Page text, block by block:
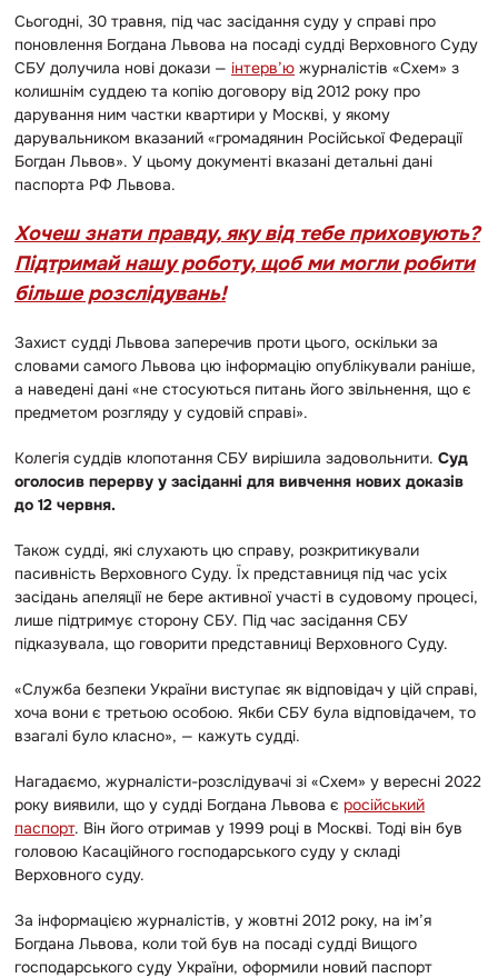
Сьогодні, 30 травня, під час засідання суду у справі про
поновлення Богдана Львова на посаді судді Верховного Суду
СБУ долучила нові докази — інтерв’ю журналістів «Схем» з
колишнім суддею та копію договору від 2012 року про
дарування ним частки квартири у Москві, у якому
дарувальником вказаний «громадянин Російської Федерації
Богдан Львов». У цьому документі вказані детальні дані
паспорта РФ Львова.
Хочеш знати правду, яку від тебе приховують?
Підтримай нашу роботу, щоб ми могли робити
більше розслідувань!
Захист судді Львова заперечив проти цього, оскільки за
словами самого Львова цю інформацію опублікували раніше,
а наведені дані «не стосуються питань його звільнення, що є
предметом розгляду у судовій справі».
Колегія суддів клопотання СБУ вирішила задовольнити. Суд
оголосив перерву у засіданні для вивчення нових доказів
до 12 червня.
Також судді, які слухають цю справу, розкритикували
пасивність Верховного Суду. Їх представниця під час усіх
засідань апеляції не бере активної участі в судовому процесі,
лише підтримує сторону СБУ. Під час засідання СБУ
підказувала, що говорити представниці Верховного Суду.
«Служба безпеки України виступає як відповідач у цій справі,
хоча вони є третьою особою. Якби СБУ була відповідачем, то
взагалі було класно», — кажуть судді.
Нагадаємо, журналісти-розслідувачі зі «Схем» у вересні 2022
року виявили, що у судді Богдана Львова є російський
паспорт. Він його отримав у 1999 році в Москві. Тоді він був
головою Касаційного господарського суду у складі
Верховного суду.
За інформацією журналістів, у жовтні 2012 року, на ім’я
Богдана Львова, коли той був на посаді судді Вищого
господарського суду України, оформили новий паспорт